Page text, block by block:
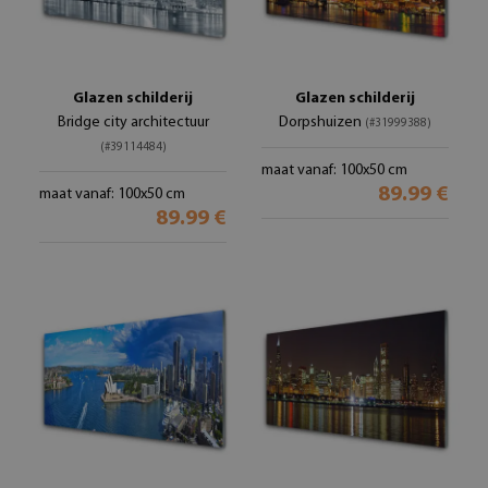
Glazen schilderij
Bridge city architectuur
(#39114484)
maat vanaf: 100x50 cm
89.99 €
Glazen schilderij
Dorpshuizen (#31999388)
maat vanaf: 100x50 cm
89.99 €